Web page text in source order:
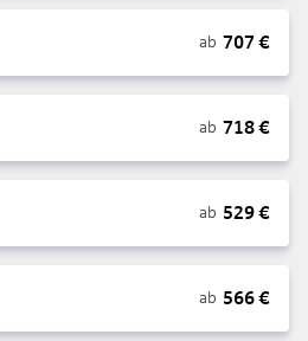
ab 707 €
ab 718€
ab 529€
ab 566€